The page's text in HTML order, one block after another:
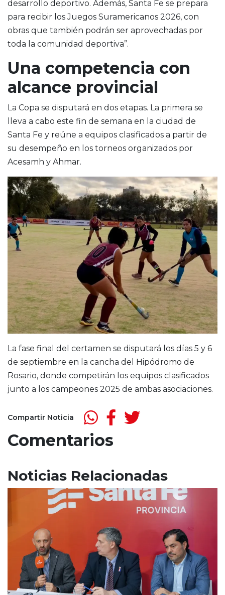
desarrollo deportivo. Además, Santa Fe se prepara
para recibir los Juegos Suramericanos 2026, con
obras que también podrán ser aprovechadas por
toda la comunidad deportiva”.
Una competencia con
alcance provincial
La Copa se disputará en dos etapas. La primera se
lleva a cabo este fin de semana en la ciudad de
Santa Fe y reúne a equipos clasificados a partir de
su desempeño en los torneos organizados por
Acesamh y Ahmar.
La fase final del certamen se disputará los días 5 y 6
de septiembre en la cancha del Hipódromo de
Rosario, donde competirán los equipos clasificados
junto a los campeones 2025 de ambas asociaciones.
Compartir Noticia
Comentarios
Noticias Relacionadas